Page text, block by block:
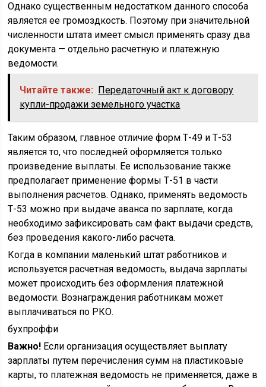
Однако существенным недостатком данного способа
является ее громоздкость. Поэтому при значительной
численности штата имеет смысл применять сразу два
документа — отдельно расчетную и платежную
ведомости.
Читайте также: Передаточный акт к договору
купли-продажи земельного участка
Таким образом, главное отличие форм Т-49 и Т-53
является то, что последней оформляется только
произведение выплаты. Ее использование также
предполагает применение формы Т-51 в части
выполнения расчетов. Однако, применять ведомость
Т-53 можно при выдаче аванса по зарплате, когда
необходимо зафиксировать сам факт выдачи средств,
без проведения какого-либо расчета.
Когда в компании маленький штат работников и
используется расчетная ведомость, выдача зарплаты
может происходить без оформления платежной
ведомости. Вознаграждения работникам может
выплачиваться по РКО.
бухпроффи
Важно! Если организация осуществляет выплату
зарплаты путем перечисления сумм на пластиковые
карты, то платежная ведомость не применяется, даже в